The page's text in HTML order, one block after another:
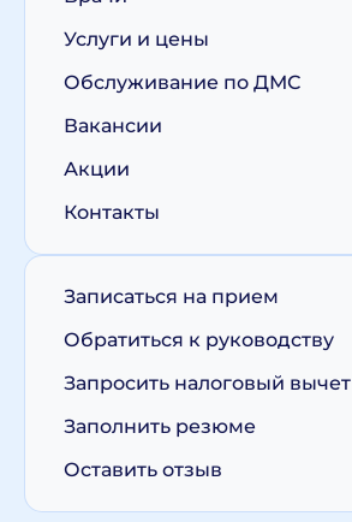
Услуги и цены
Обслуживание по ДМС
Вакансии
Акции
Контакты
Записаться на прием
Обратиться к руководству
Запросить налоговый вычет
Заполнить резюме
Оставить отзыв